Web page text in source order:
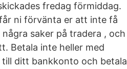
fredag förmiddag.
ni förvänta er att inte få
saker på tradera , och
Betala inte heller med
ditt bankkonto och betala